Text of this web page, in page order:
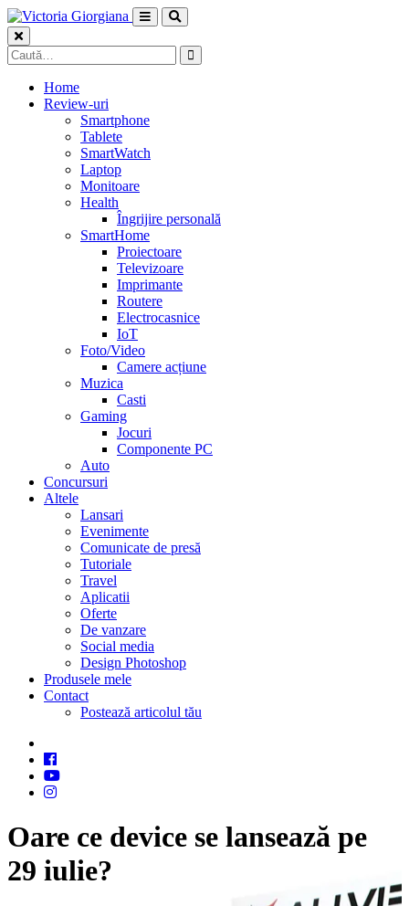
Skip
to
content
Caută
după:
Home
Review-uri
Smartphone
Tablete
SmartWatch
Laptop
Monitoare
Health
Îngrijire personală
SmartHome
Proiectoare
Televizoare
Imprimante
Routere
Electrocasnice
IoT
Foto/Video
Camere acțiune
Muzica
Casti
Gaming
Jocuri
Componente PC
Auto
Concursuri
Altele
Lansari
Evenimente
Comunicate de presă
Tutoriale
Travel
Aplicatii
Oferte
De vanzare
Social media
Design Photoshop
Produsele mele
Contact
Postează articolul tău
Oare ce device se lansează pe
29 iulie?